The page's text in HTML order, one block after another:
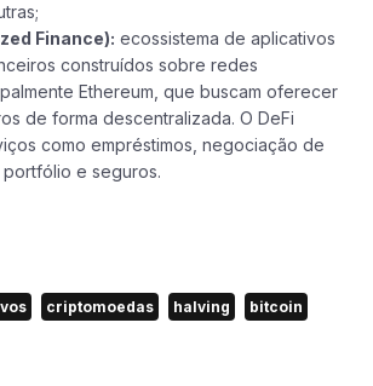
Finance): ecossistema de aplicativos
construídos sobre redes
Ethereum, que buscam oferecer
de forma descentralizada. O DeFi
como empréstimos, negociação de
e seguros.
criptomoedas halving bitcoin